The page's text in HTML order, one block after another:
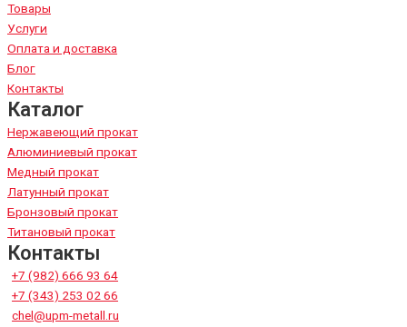
Товары
Услуги
Оплата и доставка
Блог
Контакты
Каталог
Нержавеющий прокат
Алюминиевый прокат
Медный прокат
Латунный прокат
Бронзовый прокат
Титановый прокат
Контакты
+7 (982) 666 93 64
+7 (343) 253 02 66
chel@upm-metall.ru